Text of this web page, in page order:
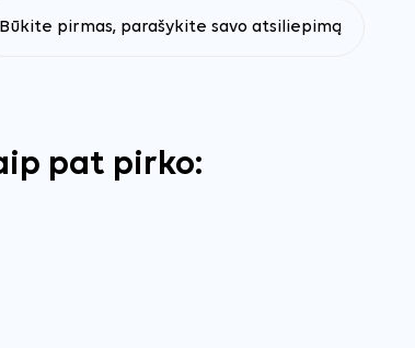
Būkite pirmas, parašykite savo atsiliepimą
pat pirko: